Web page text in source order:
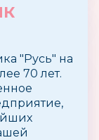
"Русь" на
70 лет.